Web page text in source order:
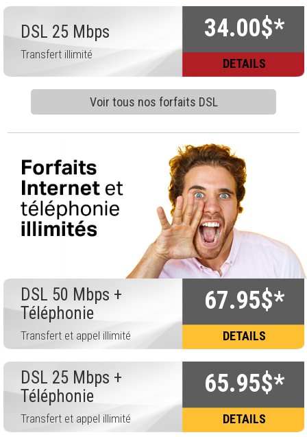
DSL 25 Mbps
Transfert illimité
34.00$*
DETAILS
Voir tous nos forfaits DSL
DSL 50 Mbps +
Téléphonie
Transfert et appel illimité
67.95$*
DETAILS
DSL 25 Mbps +
Téléphonie
Transfert et appel illimité
65.95$*
DETAILS